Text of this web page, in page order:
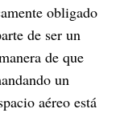
obligado
de ser un
de que
un
aéreo está